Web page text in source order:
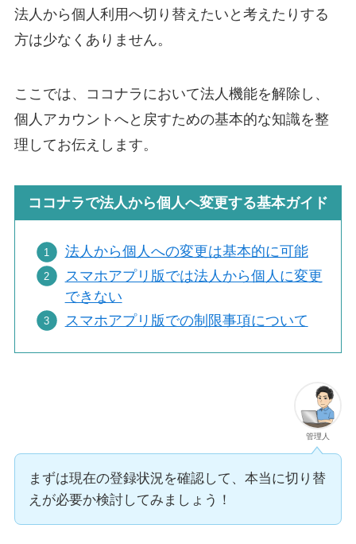
法人から個人利用へ切り替えたいと考えたりする
方は少なくありません。
ここでは、ココナラにおいて法人機能を解除し、
個人アカウントへと戻すための基本的な知識を整
理してお伝えします。
ココナラで法人から個人へ変更する基本ガイド
法人から個人への変更は基本的に可能
スマホアプリ版では法人から個人に変更
できない
スマホアプリ版での制限事項について
管理人
まずは現在の登録状況を確認して、本当に切り替
えが必要か検討してみましょう！